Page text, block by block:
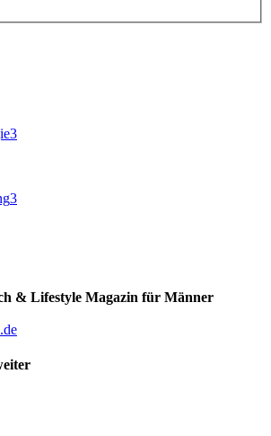
3
3
& Lifestyle Magazin für Männer